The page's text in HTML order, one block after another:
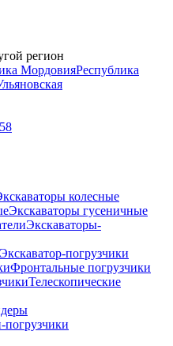
регион
МордовияРеспублика
колесные
Экскаваторы гусеничные
Экскаваторы-
Экскаватор-погрузчики
Фронтальные погрузчики
Телескопические